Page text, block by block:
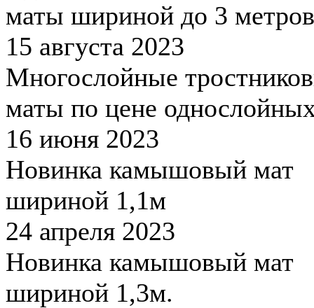
маты шириной до 3
15 августа 2023
Многослойные
маты по цене
16 июня 2023
Новинка камышовый мат
шириной 1,1м
24 апреля 2023
Новинка камышовый мат
шириной 1,3м.